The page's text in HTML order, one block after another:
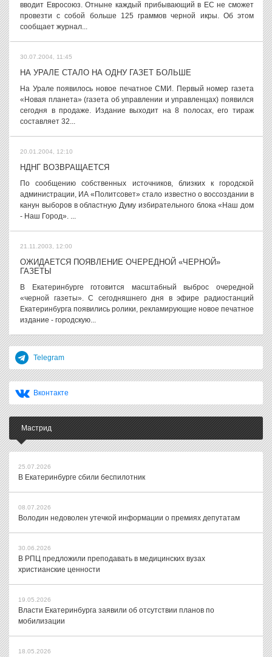
вводит Евросоюз. Отныне каждый прибывающий в ЕС не сможет
провезти с собой больше 125 граммов черной икры. Об этом
сообщает журнал...
30.07.2004, 11:45
НА УРАЛЕ СТАЛО НА ОДНУ ГАЗЕТ БОЛЬШЕ
На Урале появилось новое печатное СМИ. Первый номер газета
«Новая планета» (газета об управлении и управленцах) появился
сегодня в продаже. Издание выходит на 8 полосах, его тираж
составляет 32...
20.01.2004, 12:10
НДНГ ВОЗВРАЩАЕТСЯ
По сообщению собственных источников, близких к городской
администрации, ИА «Политсовет» стало известно о воссоздании в
канун выборов в областную Думу избирательного блока «Наш дом
- Наш Город». ...
21.11.2003, 12:00
ОЖИДАЕТСЯ ПОЯВЛЕНИЕ ОЧЕРЕДНОЙ «ЧЕРНОЙ»
ГАЗЕТЫ
В Екатеринбурге готовится масштабный выброс очередной
«черной газеты». С сегодняшнего дня в эфире радиостанций
Екатеринбурга появились ролики, рекламирующие новое печатное
издание - городскую...
Telegram
Вконтакте
Мастрид
25.07.2026
В Екатеринбурге сбили беспилотник
08.07.2026
Володин недоволен утечкой информации о премиях депутатам
30.06.2026
В РПЦ предложили преподавать в медицинских вузах
христианские ценности
19.05.2026
Власти Екатеринбурга заявили об отсутствии планов по
мобилизации
18.05.2026